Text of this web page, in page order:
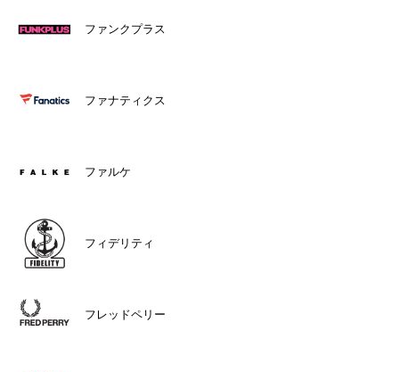
ファンクプラス
ファナティクス
ファルケ
フィデリティ
フレッドペリー